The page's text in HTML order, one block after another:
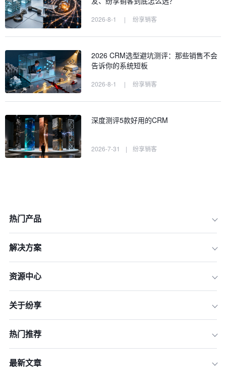
估框架
2026-8-1 | 纷享销客
2026 CRM选型避坑测评：那些销售不会
告诉你的系统短板
2026-8-1 | 纷享销客
深度测评5款好用的CRM
2026-7-31 | 纷享销客
热门产品
解决方案
资源中心
关于纷享
热门推荐
最新文章